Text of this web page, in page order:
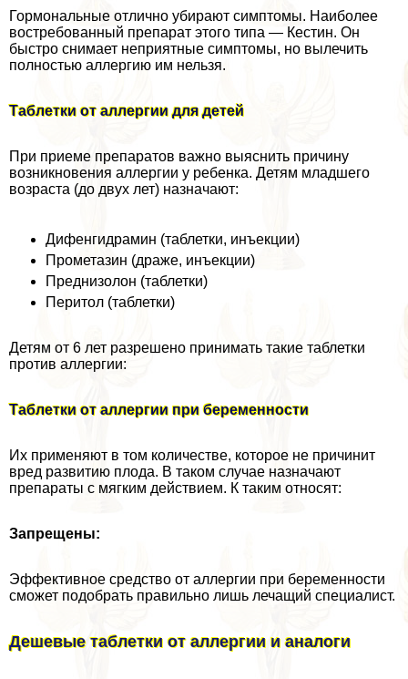
Гормональные отлично убирают симптомы. Наиболее
востребованный препарат этого типа — Кестин. Он
быстро снимает неприятные симптомы, но вылечить
полностью аллергию им нельзя.
Таблетки от аллергии для детей
При приеме препаратов важно выяснить причину
возникновения аллергии у ребенка. Детям младшего
возраста (до двух лет) назначают:
Дифенгидрамин (таблетки, инъекции)
Прометазин (драже, инъекции)
Преднизолон (таблетки)
Перитол (таблетки)
Детям от 6 лет разрешено принимать такие таблетки
против аллергии:
Таблетки от аллергии при беременности
Их применяют в том количестве, которое не причинит
вред развитию плода. В таком случае назначают
препараты с мягким действием. К таким относят:
Запрещены:
Эффективное средство от аллергии при беременности
сможет подобрать правильно лишь лечащий специалист.
Дешевые таблетки от аллергии и аналоги